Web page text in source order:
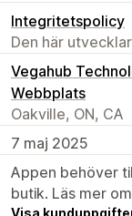
Integritetspolicy
Den här
Vegahub
Webbplats
Oakville, ON, CA
7 maj 2025
Appen behöver
butik. Läs mer
Visa